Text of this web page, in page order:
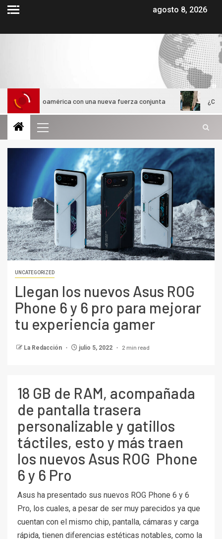
agosto 8, 2026
con una nueva fuerza conjunta ¿Cómo
UNCATEGORIZED
Llegan los nuevos Asus ROG
Phone 6 y 6 pro para mejorar
tu experiencia gamer
La Redacción julio 5, 2022 2 min read
18 GB de RAM, acompañada
de pantalla trasera
personalizable y gatillos
táctiles, esto y más traen
los nuevos Asus ROG Phone
6 y 6 Pro
Asus ha presentado sus nuevos ROG Phone 6 y 6
Pro, los cuales, a pesar de ser muy parecidos ya que
cuentan con el mismo chip, pantalla, cámaras y carga
rápida, tienen diferencias estéticas notables, como la